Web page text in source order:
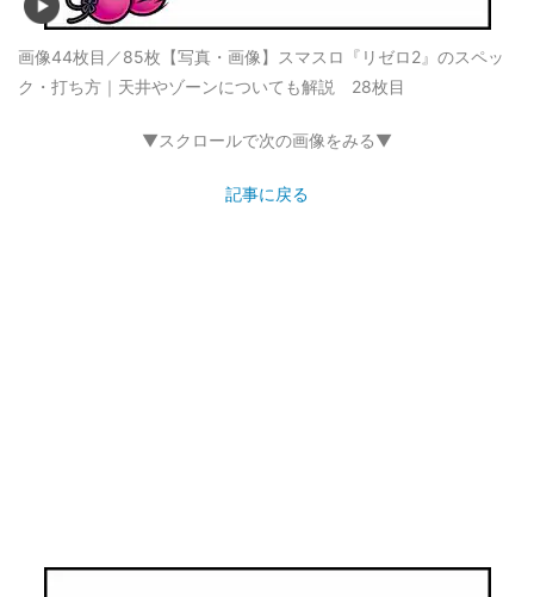
画像44枚目／85枚 【写真・画像】スマスロ『リゼロ2』のスペッ
ク・打ち方｜天井やゾーンについても解説 28枚目
▼スクロールで次の画像をみる▼
記事に戻る